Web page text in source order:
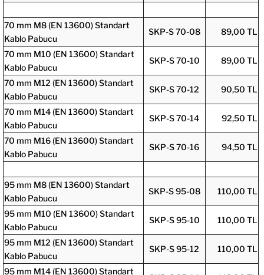
70 mm M8 (EN 13600) Standart
Kablo Pabucu
SKP-S 70-08 89,00 TL
70 mm M10 (EN 13600) Standart
Kablo Pabucu
SKP-S 70-10 89,00 TL
70 mm M12 (EN 13600) Standart
Kablo Pabucu
SKP-S 70-12 90,50 TL
70 mm M14 (EN 13600) Standart
Kablo Pabucu
SKP-S 70-14 92,50 TL
70 mm M16 (EN 13600) Standart
Kablo Pabucu
SKP-S 70-16 94,50 TL
95 mm M8 (EN 13600) Standart
Kablo Pabucu
SKP-S 95-08 110,00 TL
95 mm M10 (EN 13600) Standart
Kablo Pabucu
SKP-S 95-10 110,00 TL
95 mm M12 (EN 13600) Standart
Kablo Pabucu
SKP-S 95-12 110,00 TL
95 mm M14 (EN 13600) Standart